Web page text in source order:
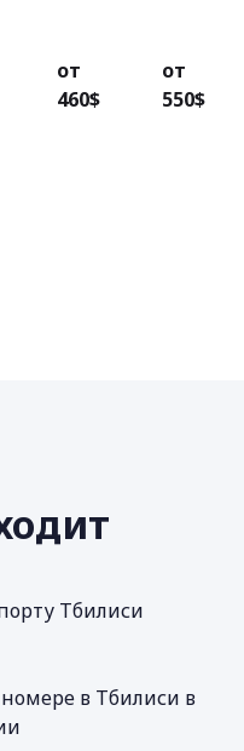
от
460$
от
550$
Тбилиси
в Тбилиси в